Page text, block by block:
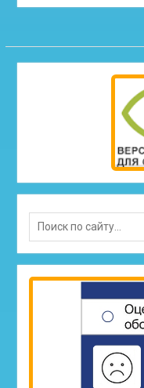
Search
for: